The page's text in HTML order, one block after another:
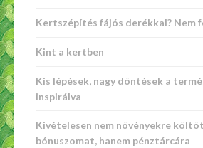
Kertszépítés fájós derékkal? Nem
Kint a kertben
Kis lépések, nagy döntések a
inspirálva
Kivételesen nem növényekre
bónuszomat, hanem pénztárcára